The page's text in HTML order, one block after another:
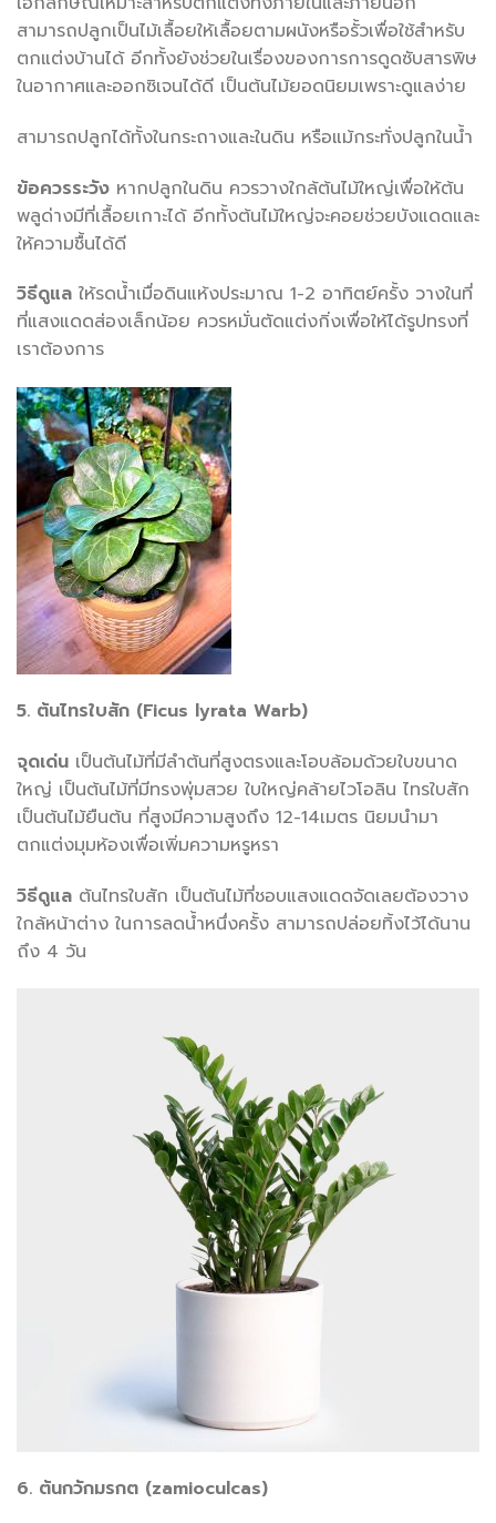
สามารถปลูกเป็นไม้เลื้อยให้เลื้อยตามผนังหรือรั้วเพื่อใช้สำหรับ
ตกแต่งบ้านได้ อีกทั้งยังช่วยในเรื่องของการการดูดซับสารพิษ
ในอากาศและออกซิเจนได้ดี เป็นต้นไม้ยอดนิยมเพราะดูแลง่าย
สามารถปลูกได้ทั้งในกระถางและในดิน หรือแม้กระทั่งปลูกในน้ำ
ข้อควรระวัง หากปลูกในดิน ควรวางใกล้ต้นไม้ใหญ่เพื่อให้ต้น
พลูด่างมีที่เลื้อยเกาะได้ อีกทั้งต้นไม้ใหญ่จะคอยช่วยบังแดดและ
ให้ความชื้นได้ดี
วิธีดูแล ให้รดน้ำเมื่อดินแห้งประมาณ 1-2 อาทิตย์ครั้ง วางในที่
ที่แสงแดดส่องเล็กน้อย ควรหมั่นตัดแต่งกิ่งเพื่อให้ได้รูปทรงที่
เราต้องการ
5. ต้นไทรใบสัก (Ficus lyrata Warb)
จุดเด่น เป็นต้นไม้ที่มีลำต้นที่สูงตรงและโอบล้อมด้วยใบขนาด
ใหญ่ เป็นต้นไม้ที่มีทรงพุ่มสวย ใบใหญ่คล้ายไวโอลิน ไทรใบสัก
เป็นต้นไม้ยืนต้น ที่สูงมีความสูงถึง 12-14เมตร นิยมนำมา
ตกแต่งมุมห้องเพื่อเพิ่มความหรูหรา
วิธีดูแล ต้นไทรใบสัก เป็นต้นไม้ที่ชอบแสงแดดจัดเลยต้องวาง
ใกล้หน้าต่าง ในการลดน้ำหนึ่งครั้ง สามารถปล่อยทิ้งไว้ได้นาน
ถึง 4 วัน
6. ต้นกวักมรกต (zamioculcas)